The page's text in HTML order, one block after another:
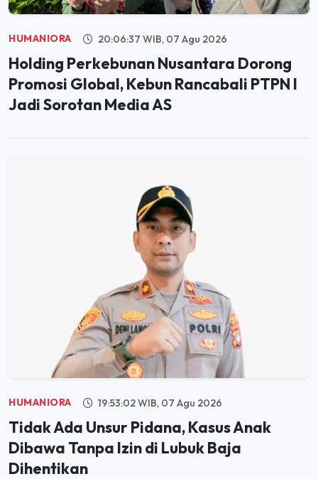
HUMANIORA 20:06:37 WIB, 07 Agu 2026
Holding Perkebunan Nusantara Dorong
Promosi Global, Kebun Rancabali PTPN I
Jadi Sorotan Media AS
HUMANIORA 19:53:02 WIB, 07 Agu 2026
Tidak Ada Unsur Pidana, Kasus Anak
Dibawa Tanpa Izin di Lubuk Baja
Dihentikan